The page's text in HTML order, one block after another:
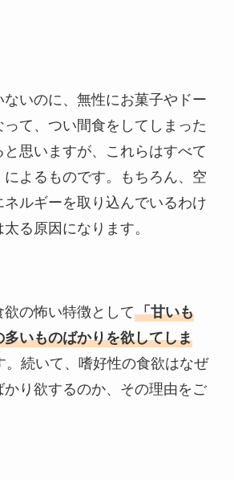
ないのに、無性にお菓子やドー
て、つい間食をしてしまった
思いますが、これらはすべて
によるものです。もちろん、空
ルギーを取り込んでいるわけ
る原因になります。
欲の怖い特徴として「甘いも
いものばかりを欲してしま
。続いて、嗜好性の食欲はなぜ
かり欲するのか、その理由をご